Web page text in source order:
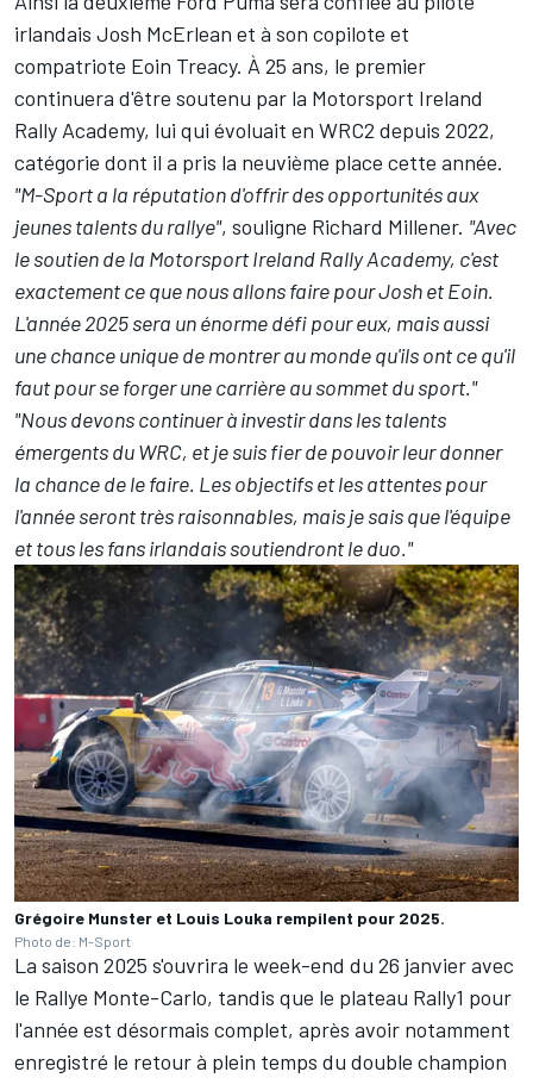
irlandais Josh McErlean et à son copilote et
compatriote Eoin Treacy. À 25 ans, le premier
continuera d'être soutenu par la Motorsport Ireland
Rally Academy, lui qui évoluait en WRC2 depuis 2022,
catégorie dont il a pris la neuvième place cette année.
"M-Sport a la réputation d'offrir des opportunités aux
jeunes talents du rallye", souligne Richard Millener. "Avec
le soutien de la Motorsport Ireland Rally Academy, c'est
exactement ce que nous allons faire pour Josh et Eoin.
L'année 2025 sera un énorme défi pour eux, mais aussi
une chance unique de montrer au monde qu'ils ont ce qu'il
faut pour se forger une carrière au sommet du sport."
"Nous devons continuer à investir dans les talents
émergents du WRC, et je suis fier de pouvoir leur donner
la chance de le faire. Les objectifs et les attentes pour
l'année seront très raisonnables, mais je sais que l'équipe
et tous les fans irlandais soutiendront le duo."
Grégoire Munster et Louis Louka rempilent pour 2025.
Photo de: M-Sport
La saison 2025 s'ouvrira le week-end du 26 janvier avec
le Rallye Monte-Carlo, tandis que le plateau Rally1 pour
l'année est désormais complet, après avoir notamment
enregistré le retour à plein temps du double champion